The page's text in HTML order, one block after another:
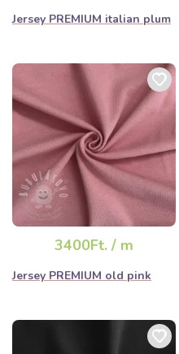
Jersey PREMIUM italian plum
3400Ft. / m
Jersey PREMIUM old pink